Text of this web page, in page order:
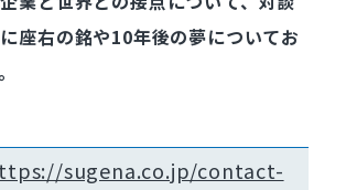
座右の銘や10年後の夢についてお
sugena.co.jp/contact-